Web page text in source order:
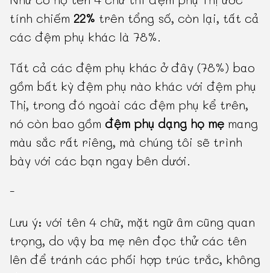
tính chiếm22% trên tổng số, còn lại, tất cả
các đệm phụ khác là 78%.
Tất cả các đệm phụ khác ở đây (78%) bao
gồm bất kỳ đệm phụ nào khác với đệm phụ
Thị, trong đó ngoài các đệm phụ kể trên,
nó còn bao gồmđệm phụ dạng họ mẹ mang
màu sắc rất riêng, mà chúng tôi sẽ trình
bày với các bạn ngay bên dưới.
-
Lưu ý: với tên 4 chữ, mặt ngữ âm cũng quan
trọng, do vậy ba mẹ nên đọc thử các tên
lên để tránh các phối hợp trúc trắc, không